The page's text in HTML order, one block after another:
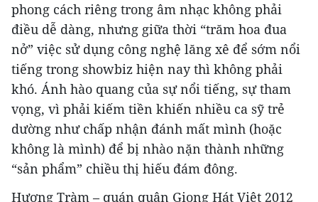
phong cách riêng trong âm nhạc không phải
điều dễ dàng, nhưng giữa thời “trăm hoa đua
nở” việc sử dụng công nghệ lăng xê để sớm nổi
tiếng trong showbiz hiện nay thì không phải
khó. Ánh hào quang của sự nổi tiếng, sự tham
vọng, vì phải kiếm tiền khiến nhiều ca sỹ trẻ
dường như chấp nhận đánh mất mình (hoặc
không là mình) để bị nhào nặn thành những
“sản phẩm” chiều thị hiếu đám đông.
Hương Tràm – quán quân Giọng Hát Việt 2012